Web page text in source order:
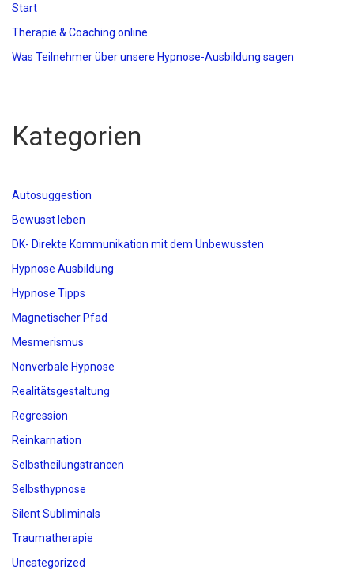
Start
Therapie & Coaching online
Was Teilnehmer über unsere Hypnose-Ausbildung sagen
Kategorien
Autosuggestion
Bewusst leben
DK- Direkte Kommunikation mit dem Unbewussten
Hypnose Ausbildung
Hypnose Tipps
Magnetischer Pfad
Mesmerismus
Nonverbale Hypnose
Realitätsgestaltung
Regression
Reinkarnation
Selbstheilungstrancen
Selbsthypnose
Silent Subliminals
Traumatherapie
Uncategorized